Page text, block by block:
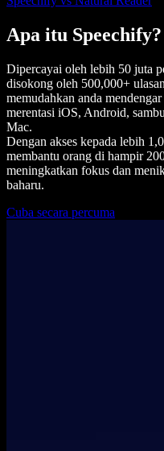
Apa itu Speechify?
Dipercayai oleh lebih 50 juta
disokong oleh 500,000+
memudahkan anda
merentasi iOS, Android,
Mac.
Dengan akses kepada lebih
membantu orang di hampir
meningkatkan fokus dan
baharu.
Cuba secara percuma